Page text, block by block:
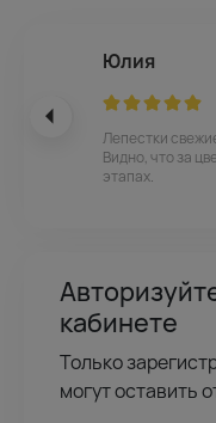
Юлия
Лепестки
Видно, что за
этапах.
кабинете
Только
могут оставить